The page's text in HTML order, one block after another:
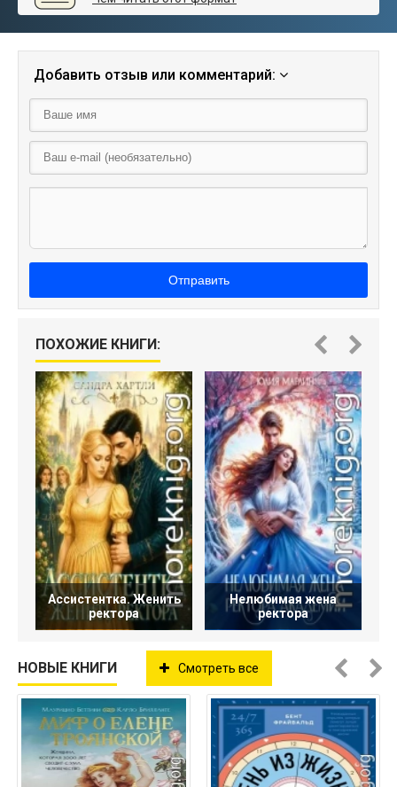
Добавить отзыв или комментарий:
Отправить
ПОХОЖИЕ КНИГИ:
Ассистентка. Женить
ректора
Нелюбимая жена
ректора
НОВЫЕ КНИГИ Смотреть все